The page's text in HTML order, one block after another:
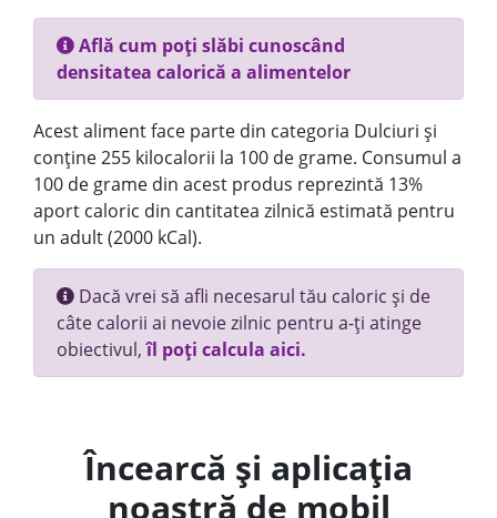
Află cum poți slăbi cunoscând
densitatea calorică a alimentelor
Acest aliment face parte din categoria Dulciuri și
conține 255 kilocalorii la 100 de grame. Consumul a
100 de grame din acest produs reprezintă 13%
aport caloric din cantitatea zilnică estimată pentru
un adult (2000 kCal).
Dacă vrei să afli necesarul tău caloric și de
câte calorii ai nevoie zilnic pentru a-ți atinge
obiectivul,îl poți calcula aici.
Încearcă și aplicația
noastră de mobil